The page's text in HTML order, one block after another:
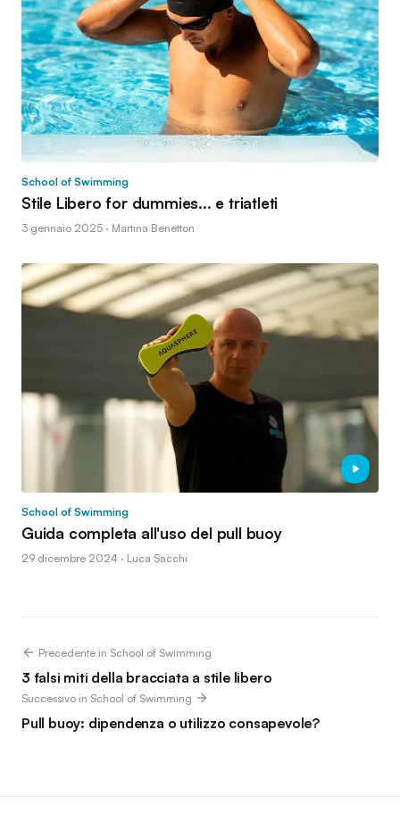
School of Swimming
Stile Libero for dummies... e triatleti
3 gennaio 2025 · Martina Benetton
School of Swimming
Guida completa all'uso del pull buoy
29 dicembre 2024 · Luca Sacchi
Precedente in School of Swimming
3 falsi miti della bracciata a stile libero
Successivo in School of Swimming
Pull buoy: dipendenza o utilizzo consapevole?